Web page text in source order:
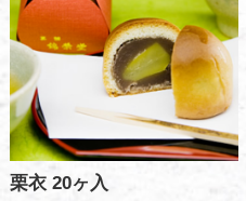
栗衣 20ヶ入